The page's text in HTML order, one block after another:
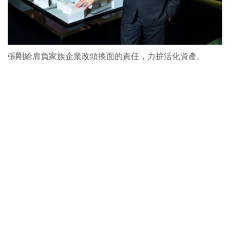
張剛綸肩負家族企業改頭換面的責任，力拚活化資產。